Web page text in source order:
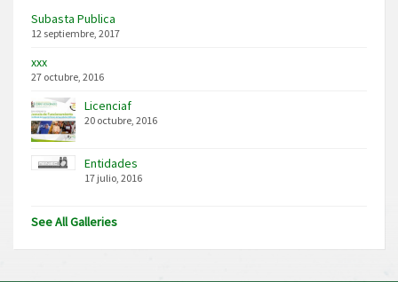
Subasta Publica
12 septiembre, 2017
xxx
27 octubre, 2016
Licenciaf
20 octubre, 2016
Entidades
17 julio, 2016
See All Galleries